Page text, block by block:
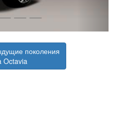
поколения
Octavia